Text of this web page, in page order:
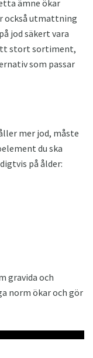
ämne ökar
också utmattning
jod säkert vara
stort sortiment,
som passar
mer jod, måste
du ska
på ålder:
gravida och
norm ökar och gör